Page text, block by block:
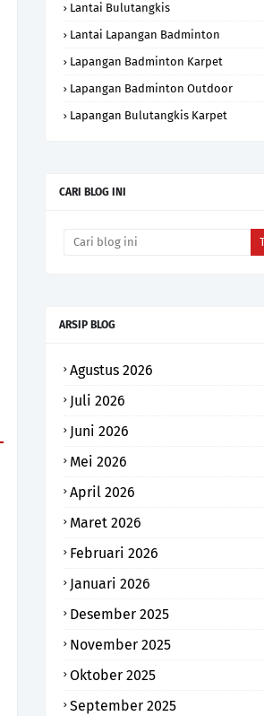
Lantai Bulutangkis
Lantai Lapangan Badminton
Lapangan Badminton Karpet
Lapangan Badminton Outdoor
Lapangan Bulutangkis Karpet
CARI BLOG INI
ARSIP BLOG
Agustus 2026
Juli 2026
Juni 2026
Mei 2026
April 2026
Maret 2026
Februari 2026
Januari 2026
Desember 2025
November 2025
Oktober 2025
September 2025